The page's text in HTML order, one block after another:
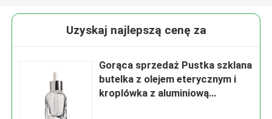
Uzyskaj najlepszą cenę za
Gorąca sprzedaż Pustka szklana
butelka z olejem eterycznym i
kroplówka z aluminiową